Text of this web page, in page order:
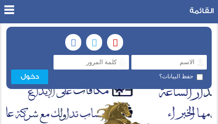
حفظ البيانات؟
القائمة